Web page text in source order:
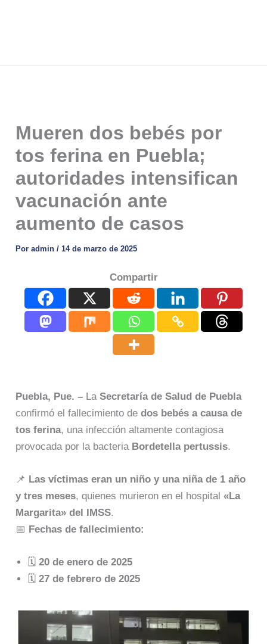
Mueren dos bebés por
tos ferina en Puebla;
autoridades intensifican
vacunación ante
aumento de casos
Poradmin/ 14 de marzo de 2025
Compartir
Puebla, Pue. – LaSecretaría de Salud de Puebla
confirmó el fallecimiento dedos bebés a causa de
tos ferina, una infección altamente contagiosa
provocada por la bacteria Bordetella pertussis.
📌 Las víctimas eran un niño y una niña de 1 año
y tres meses, quienes murieron en el hospital«La
Margarita» del IMSS.
📅 Fechas de fallecimiento:
🗓️20 de enero de 2025
🗓️27 de febrero de 2025